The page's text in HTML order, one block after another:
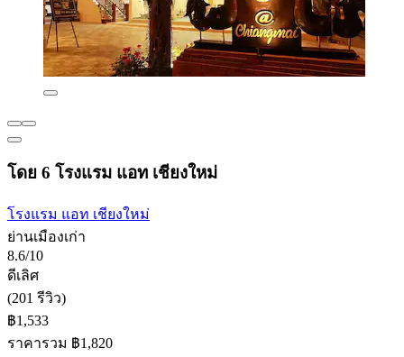
โดย 6 โรงแรม แอท เชียงใหม่
โรงแรม แอท เชียงใหม่
ย่านเมืองเก่า
8.6/10
ดีเลิศ
(201 รีวิว)
฿1,533
ราคารวม ฿1,820